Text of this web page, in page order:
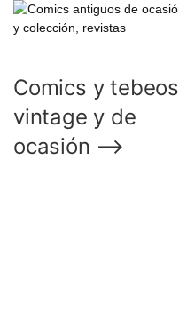
Comics y tebeos
vintage y de
ocasión ⟶